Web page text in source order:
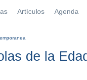
Artículos Agenda
de la